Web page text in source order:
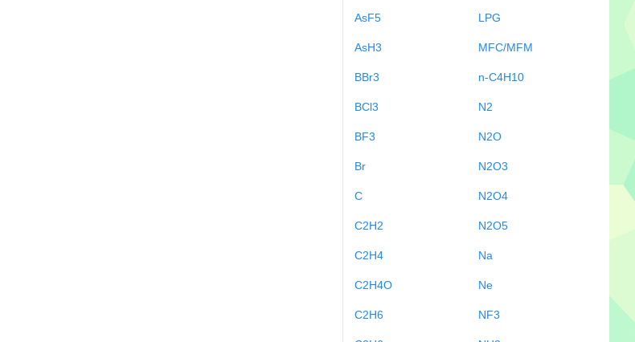
AsF5
AsH3
BBr3
BCl3
BF3
Br
C
C2H2
C2H4
C2H4O
C2H6
LPG
MFC/MFM
n-C4H10
N2
N2O
N2O3
N2O4
N2O5
Na
Ne
NF3